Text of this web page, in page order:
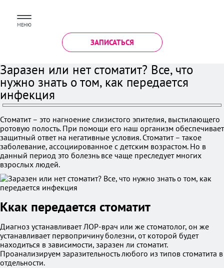
МЕНЮ
ЗАПИСАТЬСЯ
Заразен или нет стоматит? Все, что
нужно знать о том, как передается
инфекция
Стоматит – это нагноение слизистого эпителия, выстилающего
ротовую полость. При помощи его наш организм обеспечивает
защитный ответ на негативные условия. Стоматит – такое
заболевание, ассоциированное с детским возрастом. Но в
данный период это болезнь все чаще преследует многих
взрослых людей.
Ккак передается стоматит
Диагноз устанавливает ЛОР-врач или же стоматолог, он же
устанавливает первопричину болезни, от которой будет
находиться в зависимости, заразен ли стоматит.
Проанализируем заразительность любого из типов стоматита в
отдельности.